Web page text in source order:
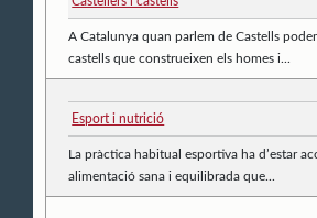
A Catalunya quan parlem de Castells
castells que construeixen els homes i...
Esport i nutrició
La pràctica habitual esportiva ha d’estar
alimentació sana i equilibrada que...